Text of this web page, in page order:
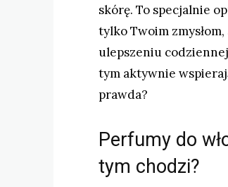
skórę. To specjalnie
tylko Twoim
ulepszeniu
tym aktywnie
prawda?
Perfumy do
tym chodzi?